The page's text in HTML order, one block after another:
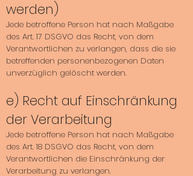
werden)
Jede betroffene Person hat nach Maßgabe
des Art. 17 DSGVO das Recht, von dem
Verantwortlichen zu verlangen, dass die sie
betreffenden personenbezogenen Daten
unverzüglich gelöscht werden.
e) Recht auf Einschränkung
der Verarbeitung
Jede betroffene Person hat nach Maßgabe
des Art. 18 DSGVO das Recht, von dem
Verantwortlichen die Einschränkung der
Verarbeitung zu verlangen.